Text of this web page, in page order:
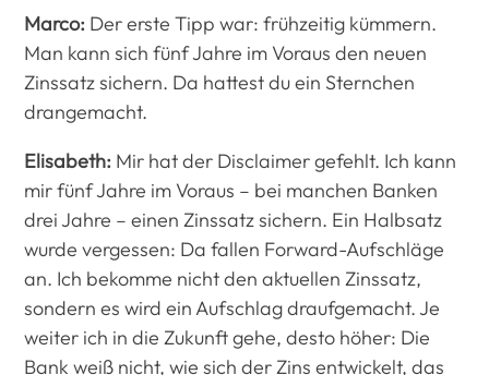
Marco: Der erste Tipp war: frühzeitig kümmern.
Man kann sich fünf Jahre im Voraus den neuen
Zinssatz sichern. Da hattest du ein Sternchen
drangemacht.
Elisabeth: Mir hat der Disclaimer gefehlt. Ich kann
mir fünf Jahre im Voraus – bei manchen Banken
drei Jahre – einen Zinssatz sichern. Ein Halbsatz
wurde vergessen: Da fallen Forward-Aufschläge
an. Ich bekomme nicht den aktuellen Zinssatz,
sondern es wird ein Aufschlag draufgemacht. Je
weiter ich in die Zukunft gehe, desto höher: Die
Bank weiß nicht, wie sich der Zins entwickelt, das